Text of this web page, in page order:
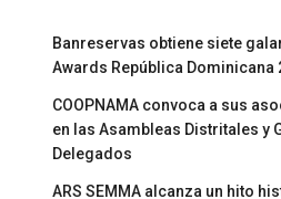
Banreservas obtiene siete
Awards República Dominicana
COOPNAMA convoca a sus
en las Asambleas Distritales y
Delegados
ARS SEMMA alcanza un hito